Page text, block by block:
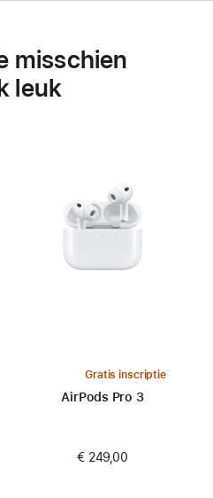
misschien
leuk
Gratis inscriptie
AirPods Pro 3
€ 249,00